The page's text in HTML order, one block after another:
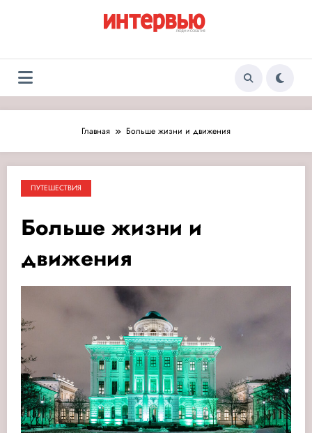
Журнал «Интервью:
Люди и события»
Люди и события
Главная Больше жизни и движения
ПУТЕШЕСТВИЯ
Больше жизни и
движения